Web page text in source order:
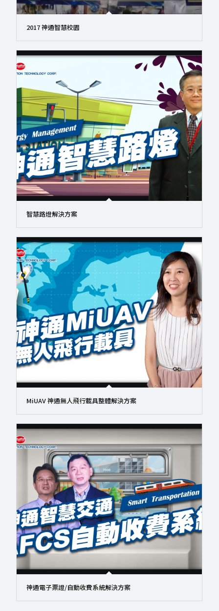
2017 神通智慧校園
智慧路燈解決方案
MiUAV 神通無人飛行載具整體解決方案
神通電子票證/自動收費系統解決方案